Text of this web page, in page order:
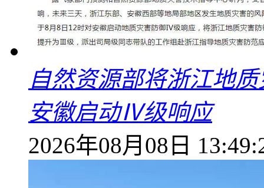
自然资源部将浙江地
安徽启动Ⅳ级响应
2026年08月08日